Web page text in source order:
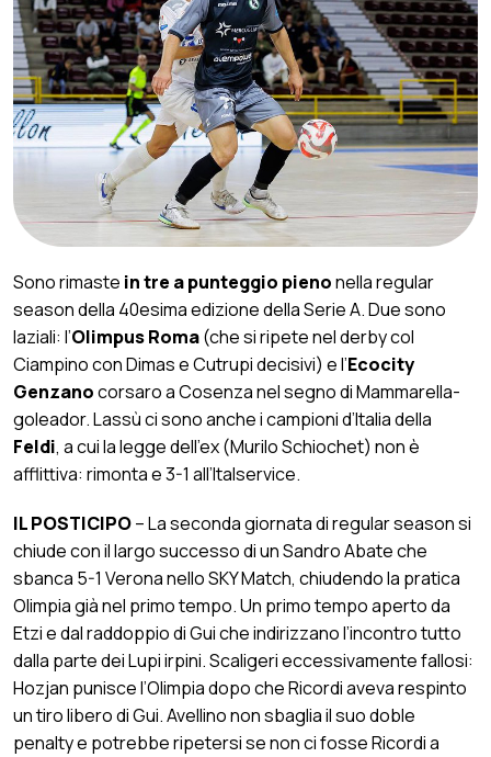
Sono rimaste in tre a punteggio pienonella regular
season della 40esima edizione della Serie A. Due sono
laziali: l’Olimpus Roma(che si ripete nel derby col
Ciampino con Dimas e Cutrupi decisivi) e l’Ecocity
Genzanocorsaro a Cosenza nel segno di Mammarella-
goleador. Lassù ci sono anche i campioni d’Italia della
Feldi, a cui la legge dell’ex (Murilo Schiochet) non è
afflittiva: rimonta e 3-1 all’Italservice.
IL POSTICIPO– La seconda giornata di regular season si
chiude con il largo successo di un Sandro Abate che
sbanca 5-1 Verona nello SKY Match, chiudendo la pratica
Olimpia già nel primo tempo. Un primo tempo aperto da
Etzi e dal raddoppio di Gui che indirizzano l’incontro tutto
dalla parte dei Lupi irpini. Scaligeri eccessivamente fallosi:
Hozjan punisce l’Olimpia dopo che Ricordi aveva respinto
un tiro libero di Gui. Avellino non sbaglia il suo doble
penalty e potrebbe ripetersi se non ci fosse Ricordi a